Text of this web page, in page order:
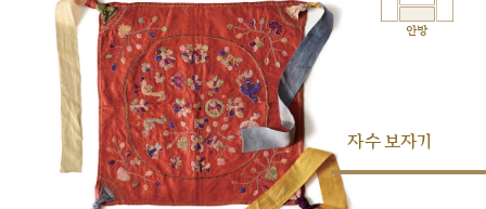
안방
자수 보자기